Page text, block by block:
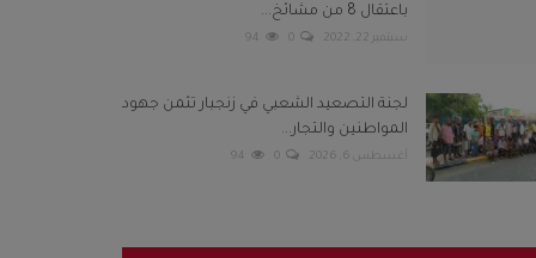
باعتقال 8 من مشائخ...
سبتمبر 22, 2022 0
94
لجنة التصعيد الشعبي في زنجبار تثمن جهود
المواطنين والتجار...
أغسطس 6, 2026 0
94